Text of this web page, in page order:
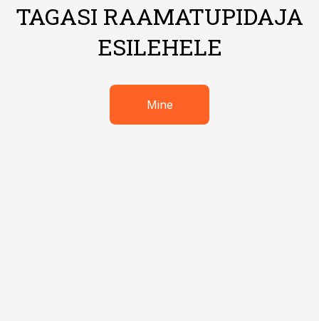
TAGASI RAAMATUPIDAJA
ESILEHELE
Mine